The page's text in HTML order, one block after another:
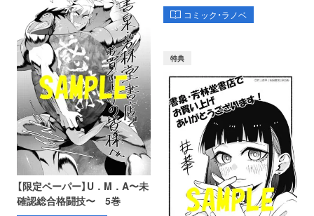
コミック・ラノベ
【限定ペーパー】U．M．A〜未
確認総合格闘技〜 5巻
特典